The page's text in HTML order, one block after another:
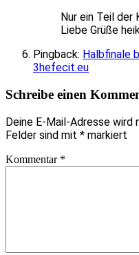
Nur ein Teil
Liebe Grüße
Pingback: Halbfinale
3hefecit.eu
Schreibe einen
Deine E-Mail-Adresse
Felder sind mit * markiert
Kommentar *